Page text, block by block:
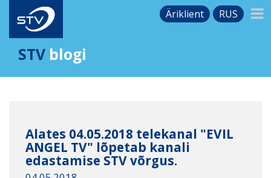
Äriklient RUS
STV blogi
Alates 04.05.2018 telekanal "EVIL
ANGEL TV" lõpetab kanali
edastamise STV võrgus.